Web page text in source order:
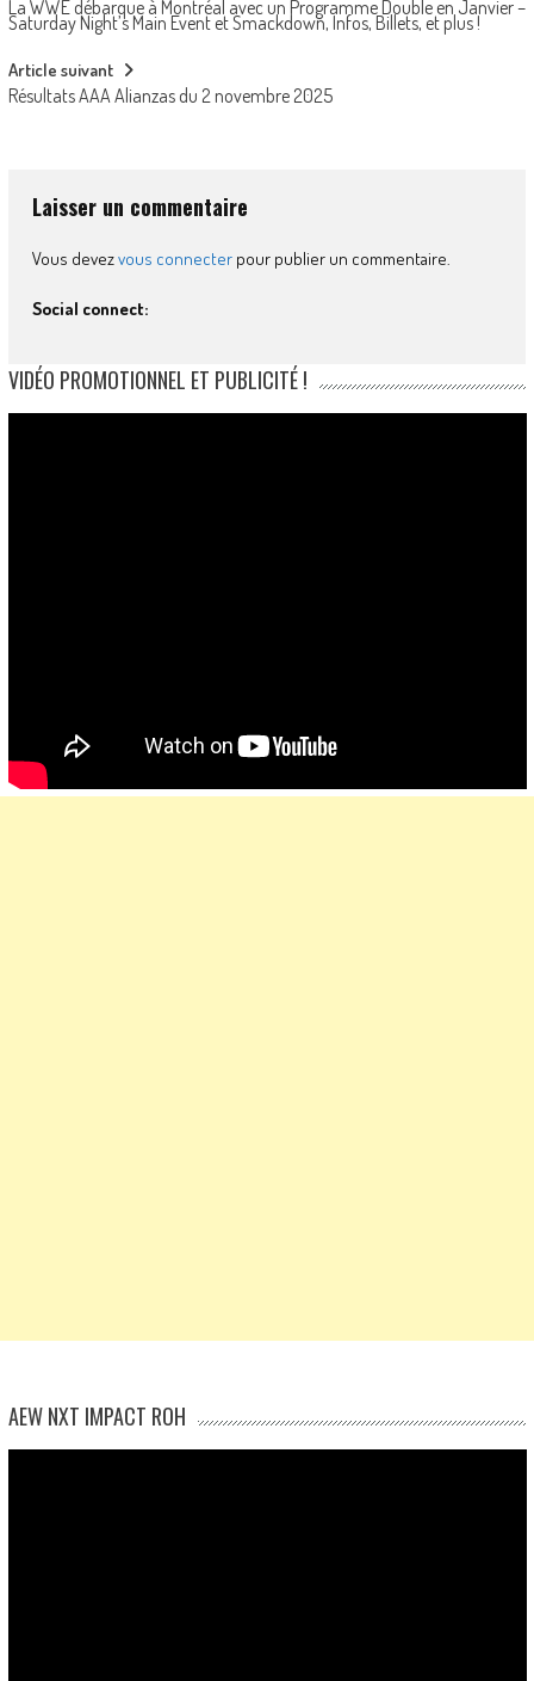
navigation
La WWE débarque à Montréal avec un Programme Double en Janvier –
Saturday Night’s Main Event et Smackdown, Infos, Billets, et plus !
Article suivant
Résultats AAA Alianzas du 2 novembre 2025
Laisser un commentaire
Vous devezvous connecterpour publier un commentaire.
Social connect:
VIDÉO PROMOTIONNEL ET PUBLICITÉ !
AEW NXT IMPACT ROH